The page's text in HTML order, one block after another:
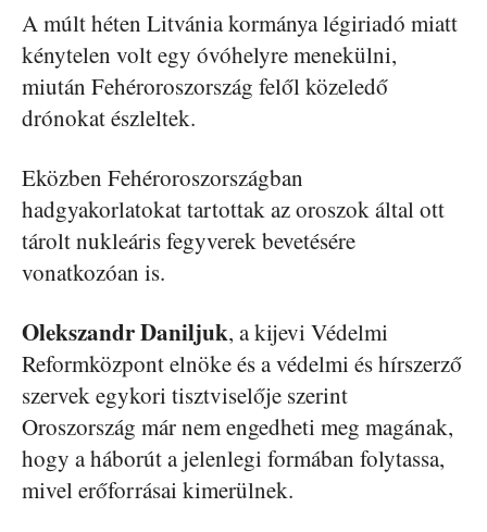
A múlt héten Litvánia kormánya légiriadó miatt
kénytelen volt egy óvóhelyre menekülni,
miután Fehéroroszország felől közeledő
drónokat észleltek.
Eközben Fehéroroszországban
hadgyakorlatokat tartottak az oroszok által ott
tárolt nukleáris fegyverek bevetésére
vonatkozóan is.
OlekszandrDaniljuk, a kijevi Védelmi
Reformközpont elnöke és a védelmi és hírszerző
szervek egykori tisztviselője szerint
Oroszország már nem engedheti meg magának,
hogy a háborút a jelenlegi formában folytassa,
mivel erőforrásai kimerülnek.